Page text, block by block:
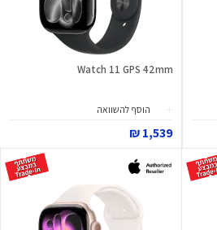
Watch 11 GPS 42mm
הוסף להשוואה
1,539 ₪